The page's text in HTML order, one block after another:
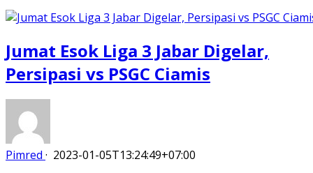
Jumat Esok Liga 3 Jabar Digelar,
Persipasi vs PSGC Ciamis
Pimred · 2023-01-05T13:24:49+07:00